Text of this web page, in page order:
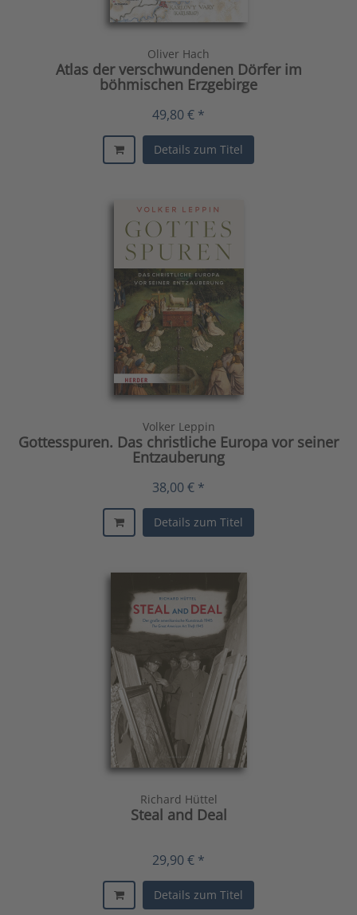
Oliver Hach
Atlas der verschwundenen Dörfer im
böhmischen Erzgebirge
49,80 € *
Details zum Titel
Volker Leppin
Gottesspuren. Das christliche Europa vor seiner
Entzauberung
38,00 € *
Details zum Titel
Richard Hüttel
Steal and Deal
29,90 € *
Details zum Titel